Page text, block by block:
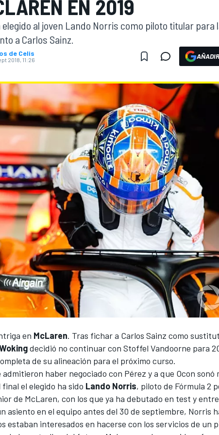
FÓRMULA E
EN 2019
al joven Lando Norris como piloto titular para
a Carlos Sainz.
de Celis
2018, 11:26
en McLaren. Tras fichara Carlos Sainz como
decidió no continuar con Stoffel Vandoorne para
de su alineación para el próximo curso.
admitieron haber negociado con Pérez y a que Ocon sonó
el elegido ha sido Lando Norris, piloto de Fórmula 2
de McLaren, con los que ya ha debutado en test y
asiento en el equipo antes del 30 de septiembre, Norris
estaban interesados en hacerse con los servicios de un